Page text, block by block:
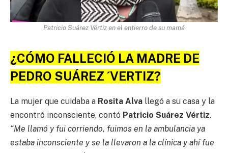
Patricio Suárez Vértiz en el entierro de su mamá
¿CÓMO FALLECIÓ LA MADRE DE
PEDRO SUÁREZ ´VERTIZ?
La mujer que cuidaba a Rosita Alva llegó a su casa y la
encontró inconsciente, contó Patricio Suárez Vértiz.
“Me llamó y fui corriendo, fuimos en la ambulancia ya
estaba inconsciente y se la llevaron a la clínica y ahí fue